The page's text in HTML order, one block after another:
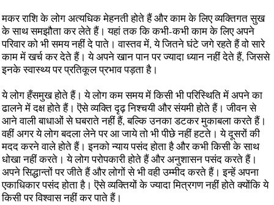
मकर राशि के लोग अत्यधिक मेहनती होते हैं और काम के लिए व्यक्तिगत सुख
के साथ समझौता कर लेते हैं। यहां तक कि कभी-कभी काम के लिए अपने
परिवार को भी समय नहीं दे पाते। वास्तव में, ये जितने घंटे जगे रहते हैं वो सारे
काम में खर्च कर देते हैं। ये अपने खान पान पर ज्यादा ध्यान नहीं देते हैं, जिससे
इनके स्वास्थ्य पर प्रतिकूल प्रभाव पड़ता है।
ये लोग हँसमुख होते हैं। ये लोग कम समय में किसी भी परिस्थिति में अपने का
ढालने में दक्ष होते हैं। ऎसे व्यक्ति दृढ़ निश्चयी और संयमी होते हैं। जीवन से
आने वाली बाधाओं से घबराते नहीं हैं, बल्कि उनका डटकर मुकाबला करते हैं।
वहीं अगर ये लोग बदला लेने पर आ जाये तो भी पीछे नहीं हटते। ये दूसरों की
मदद करने वाले होते हैं। इनको न्याय पसंद होता है और कभी किसी के साथ
धोखा नहीं करते। ये लोग परोपकारी होते हैं और अनुशासन पसंद करते हैं।
अपने सिद्धान्तों पर जीते हैं और लोगों से भी वही उम्मीद करते हैं। इन्हें अपना
एकाधिकार पसंद होता है। ऎसे व्यक्तियों के ज्यादा मित्रगण नहीं होते क्योंकि ये
किसी पर विश्वास नहीं कर पाते हैं।